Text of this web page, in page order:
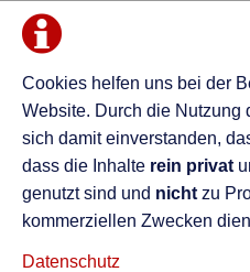
Cookies helfen uns bei der
Website. Durch die Nutzung
sich damit einverstanden,
dass die Inhalte rein privat
genutzt sind und nicht zu
kommerziellen Zwecken
Datenschutz